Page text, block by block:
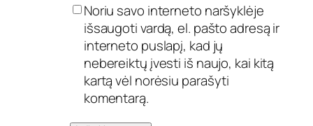
Noriu savo interneto naršyklėje
išsaugoti vardą, el. pašto adresą ir
interneto puslapį, kad jų
nebereiktų įvesti iš naujo, kai kitą
kartą vėl norėsiu parašyti
komentarą.